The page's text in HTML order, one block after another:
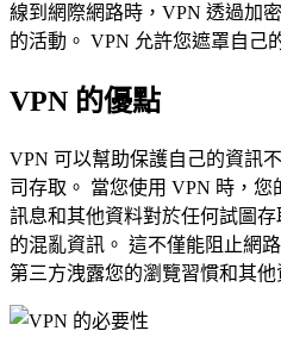
線到網際網路時，VPN 透過加
的活動。 VPN 允許您遮罩自己
VPN 的優點
VPN 可以幫助保護自己的資訊
司存取。 當您使用 VPN 時，
訊息和其他資料對於任何試圖
的混亂資訊。 這不僅能阻止網
第三方洩露您的瀏覽習慣和其他